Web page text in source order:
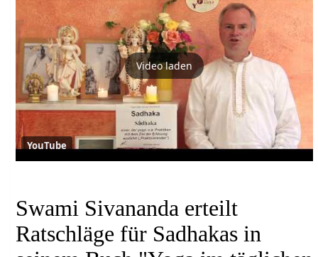
Video laden
YouTube
Swami Sivananda erteilt
Ratschläge für Sadhakas in